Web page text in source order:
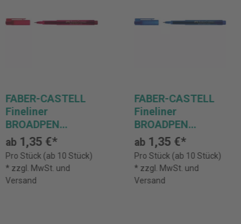
FABER-CASTELL
Fineliner
BROADPEN
Document 1554
ab 1,35 €*
Pro Stück (ab 10 Stück)
* zzgl. MwSt. und
Versand
FABER-CASTELL
Fineliner
BROADPEN
Document 1554
ab1,35 €*
Pro Stück (ab 10 Stück)
* zzgl. MwSt. und
Versand